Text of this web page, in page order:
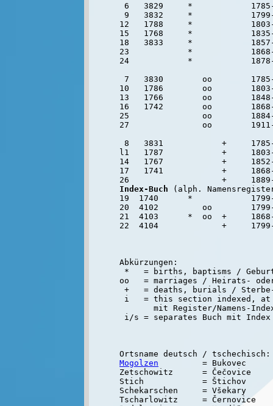
6   3829     *            1785-
9   3832     *            1799-
12   1788     *            1803-
15   1768     *            1835-
18   3833     *            1857-
23            *            1868-
24            *            1878-
7   3830        oo        1785-
10   1786        oo        1803-
13   1766        oo        1848-
16   1742        oo
25               oo
27               oo
8   3831            +     1785-
l1   1787            +     1803-
14   1767            +     1852-
17   1741            +
26                   +
Index-Buch (alph.
19  1740      *            1799-
20  4102         oo
21  4103      *  oo  +
Abkürzungen:
*   = births, baptisms /
oo   = marriages / Heirats-
+   = deaths, burials / Sterbe-
i   = this section indexed,
mit Register/Namens-
Mogolzen
         = Bukovec
Zetschowitz      = Čečovice
Stich            = Štichov
Schekarschen     = Všekary
Tscharlowitz     = Černovice